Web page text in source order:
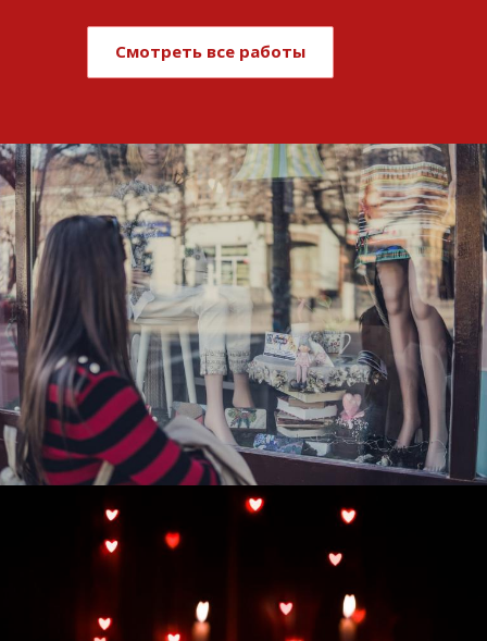
Смотреть все работы
Развитие и поддержка интернет-
витрины StepClub
Смотреть проект